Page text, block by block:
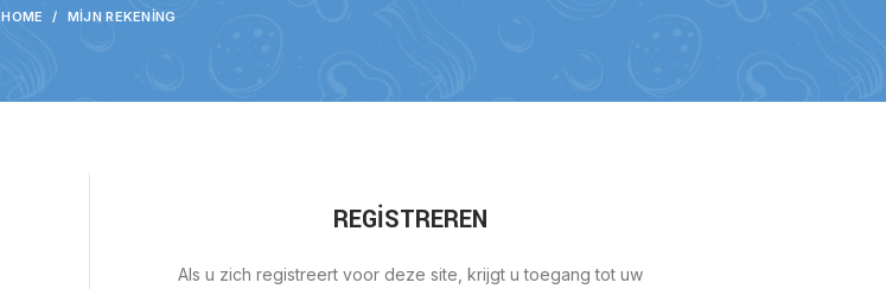
HOME MIJN REKENING
REGISTREREN
Als u zich registreert voor deze site, krijgt u toegang tot uw